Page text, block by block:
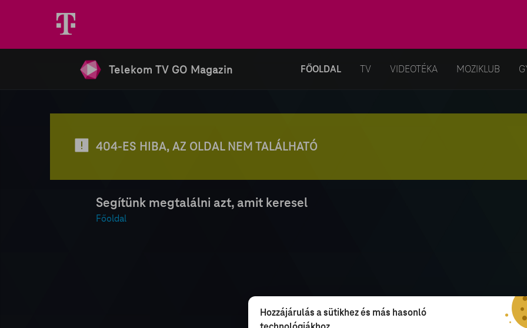
Telekom TV GO Magazin FŐOLDAL TV VIDEOTÉKA MOZIKLUB
404-ES HIBA, AZ OLDAL NEM TALÁLHATÓ
Segítünk megtalálni azt, amit keresel
Főoldal
Hozzájárulás a sütikhez és más hasonló